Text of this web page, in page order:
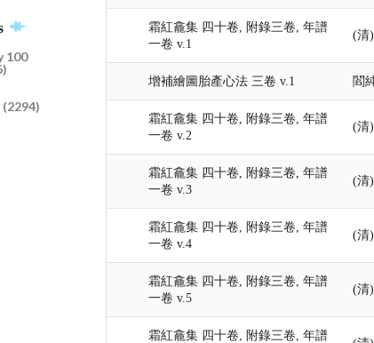
100
霜紅龕集 四十卷, 附錄三卷, 年譜
一卷 v.1
(清
增補繪圖胎產心法 三卷 v.1 閻
霜紅龕集 四十卷, 附錄三卷, 年譜
一卷 v.2
(清
霜紅龕集 四十卷, 附錄三卷, 年譜
一卷 v.3
(清
霜紅龕集 四十卷, 附錄三卷, 年譜
一卷 v.4
(清
霜紅龕集 四十卷, 附錄三卷, 年譜
一卷 v.5
(清
霜紅龕集 四十卷, 附錄三卷, 年譜